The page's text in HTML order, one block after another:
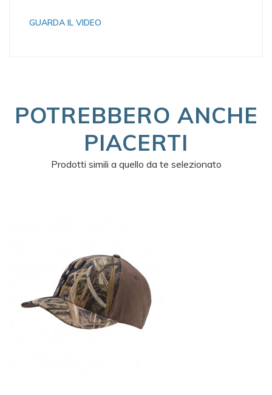
GUARDA IL VIDEO
POTREBBERO ANCHE
PIACERTI
Prodotti simili a quello da te selezionato